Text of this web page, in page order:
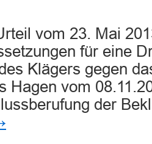
vom 23. Mai
für eine
Klägers gegen
Hagen vom
der